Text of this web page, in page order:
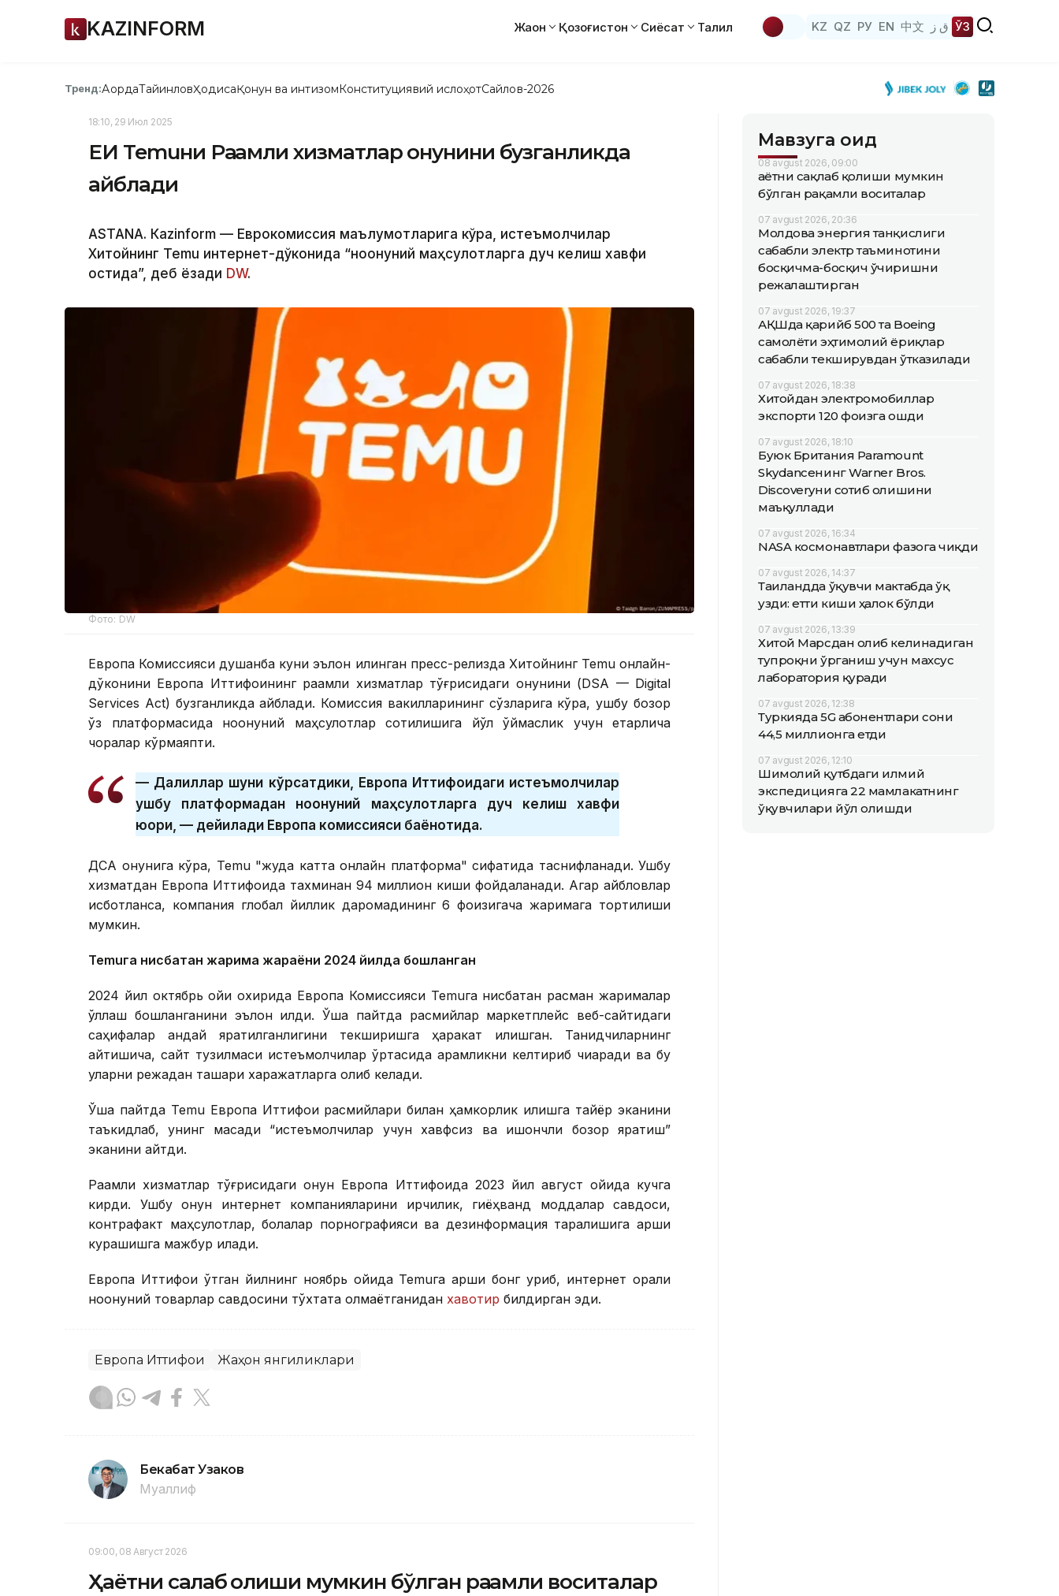
KAZINFORM Жаҳон Қозоғистон Сиёсат Таҳлил KZ QZ РУ EN 中文 ق ز ЎЗ
Тренд:АқордаТайинловҲодисаҚонун ва интизомКонституциявий ислоҳотСайлов-2026
18:10, 29 Июл 2025
ЕИ Temuни Рақамли хизматлар қонунини бузганликда
айблади
ASTANА. Кazinform — Еврокомиссия маълумотларига кўра, истеъмолчилар
Хитойнинг Temu интернет-дўконида “ноқонуний маҳсулотларга дуч келиш хавфи
остида”, деб ёзади DW.
Фото: DW
Европа Комиссияси душанба куни эълон қилинган пресс-релизда Хитойнинг Temu онлайн-
дўконини Европа Иттифоқининг рақамли хизматлар тўғрисидаги қонунини (DSA — Digital
Services Act) бузганликда айблади. Комиссия вакилларининг сўзларига кўра, ушбу бозор
ўз платформасида ноқонуний маҳсулотлар сотилишига йўл қўймаслик учун етарлича
чоралар кўрмаяпти.
— Далиллар шуни кўрсатдики, Европа Иттифоқидаги истеъмолчилар
ушбу платформадан ноқонуний маҳсулотларга дуч келиш хавфи
юқори, — дейилади Европа комиссияси баёнотида.
ДСА қонунига кўра, Temu "жуда катта онлайн платформа" сифатида таснифланади. Ушбу
хизматдан Европа Иттифоқида тахминан 94 миллион киши фойдаланади. Агар айбловлар
исботланса, компания глобал йиллик даромадининг 6 фоизигача жаримага тортилиши
мумкин.
Temuга нисбатан жарима жараёни 2024 йилда бошланган
2024 йил октябрь ойи охирида Европа Комиссияси Temuга нисбатан расман жарималар
қўллаш бошланганини эълон қилди. Ўша пайтда расмийлар маркетплейс веб-сайтидаги
саҳифалар қандай яратилганлигини текширишга ҳаракат қилишган. Танқидчиларнинг
айтишича, сайт тузилмаси истеъмолчилар ўртасида қарамликни келтириб чиқаради ва бу
уларни режадан ташқари харажатларга олиб келади.
Ўша пайтда Temu Европа Иттифоқи расмийлари билан ҳамкорлик қилишга тайёр эканини
таъкидлаб, унинг мақсади “истеъмолчилар учун хавфсиз ва ишончли бозор яратиш”
эканини айтди.
Рақамли хизматлар тўғрисидаги қонун Европа Иттифоқида 2023 йил август ойида кучга
кирди. Ушбу қонун интернет компанияларини ирқчилик, гиёҳванд моддалар савдоси,
контрафакт маҳсулотлар, болалар порнографияси ва дезинформация тарқалишига қарши
курашишга мажбур қилади.
Европа Иттифоқи ўтган йилнинг ноябрь ойида Temuга қарши бонг уриб, интернет орқали
ноқонуний товарлар савдосини тўхтата олмаётганидан хавотир билдирган эди.
Европа Иттифоқи Жаҳон янгиликлари
Бекабат Узаков
Муаллиф
09:00, 08 Август 2026
Ҳаётни сақлаб қолиши мумкин бўлган рақамли воситалар
Мавзуга оид
08 avgust 2026, 09:00
Ҳаётни сақлаб қолиши мумкин
бўлган рақамли воситалар
07 avgust 2026, 20:36
Молдова энергия танқислиги
сабабли электр таъминотини
босқичма-босқич ўчиришни
режалаштирган
07 avgust 2026, 19:37
АҚШда қарийб 500 та Boeing
самолёти эҳтимолий ёриқлар
сабабли текширувдан ўтказилади
07 avgust 2026, 18:38
Хитойдан электромобиллар
экспорти 120 фоизга ошди
07 avgust 2026, 18:10
Буюк Британия Paramount
Skydanceнинг Warner Bros.
Discoveryни сотиб олишини
маъқуллади
07 avgust 2026, 16:34
NASA космонавтлари фазога чиқди
07 avgust 2026, 14:37
Таиландда ўқувчи мактабда ўқ
узди: етти киши ҳалок бўлди
07 avgust 2026, 13:39
Хитой Марсдан олиб келинадиган
тупроқни ўрганиш учун махсус
лаборатория қуради
07 avgust 2026, 12:38
Туркияда 5G абонентлари сони
44,5 миллионга етди
07 avgust 2026, 12:10
Шимолий қутбдаги илмий
экспедицияга 22 мамлакатнинг
ўқувчилари йўл олишди